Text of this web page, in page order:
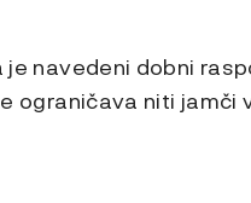
navedeni dobni
ograničava niti jamči